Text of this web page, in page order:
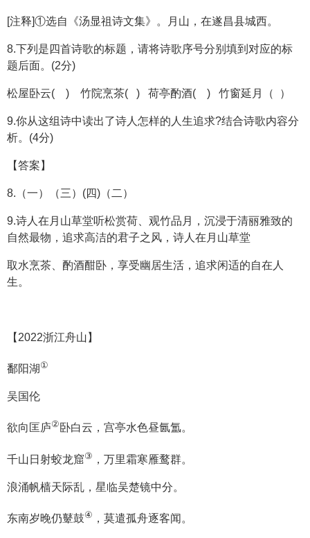
[注释]①选自《汤显祖诗文集》。月山，在遂昌县城西。
8.下列是四首诗歌的标题，请将诗歌序号分别填到对应的标
题后面。(2分)
松屋卧云( ) 竹院烹茶( ) 荷亭酌酒( ) 竹窗延月（ ）
9.你从这组诗中读出了诗人怎样的人生追求?结合诗歌内容分
析。(4分)
【答案】
8.（一）（三）(四)（二）
9.诗人在月山草堂听松赏荷、观竹品月，沉浸于清丽雅致的
自然最物，追求高洁的君子之风，诗人在月山草堂
取水烹茶、酌酒酣卧，享受幽居生活，追求闲适的自在人
生。
【2022浙江舟山】
鄱阳湖 ①
吴国伦
欲向匡庐② 卧白云，宫亭水色昼氤氲。
千山日射蛟龙窟③ ，万里霜寒雁鹜群。
浪涌帆樯天际乱，星临吴楚镜中分。
东南岁晚仍鼙鼓④ ，莫遣孤舟逐客闻。